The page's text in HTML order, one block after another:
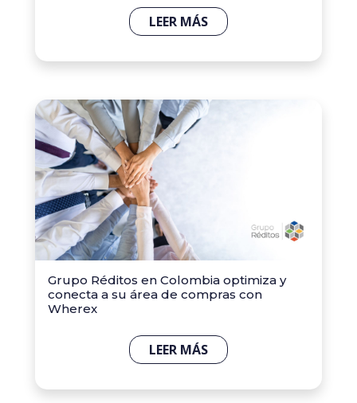
LEER MÁS
Grupo Réditos en Colombia optimiza y
conecta a su área de compras con
Wherex
LEER MÁS